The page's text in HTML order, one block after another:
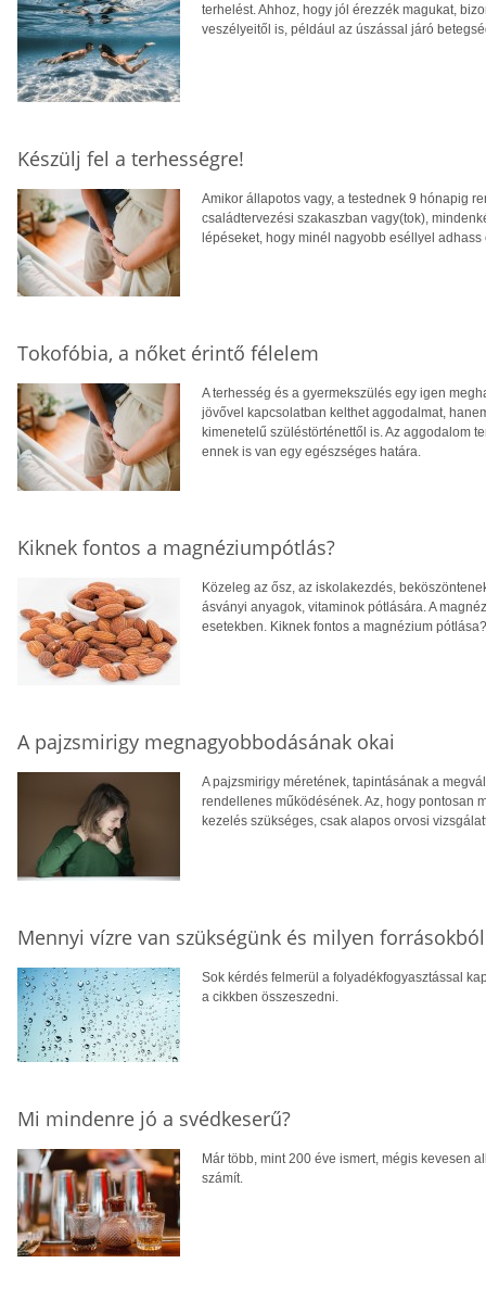
terhelést. Ahhoz, hogy jól érezzék magukat,
veszélyeitől is, például az úszással járó
Készülj fel a terhességre!
Amikor állapotos vagy, a testednek 9 hónapig
családtervezési szakaszban vagy(tok),
lépéseket, hogy minél nagyobb eséllyel
Tokofóbia, a nőket érintő félelem
A terhesség és a gyermekszülés egy igen
jövővel kapcsolatban kelthet aggodalmat,
kimenetelű szüléstörténettől is. Az aggodalom
ennek is van egy egészséges határa.
Kiknek fontos a magnéziumpótlás?
Közeleg az ősz, az iskolakezdés,
ásványi anyagok, vitaminok pótlására. A
esetekben. Kiknek fontos a magnézium pótlása?
A pajzsmirigy megnagyobbodásának okai
A pajzsmirigy méretének, tapintásának a
rendellenes működésének. Az, hogy pontosan
kezelés szükséges, csak alapos orvosi
Mennyi vízre van szükségünk és milyen
Sok kérdés felmerül a folyadékfogyasztással
a cikkben összeszedni.
Mi mindenre jó a svédkeserű?
Már több, mint 200 éve ismert, mégis kevesen
számít.